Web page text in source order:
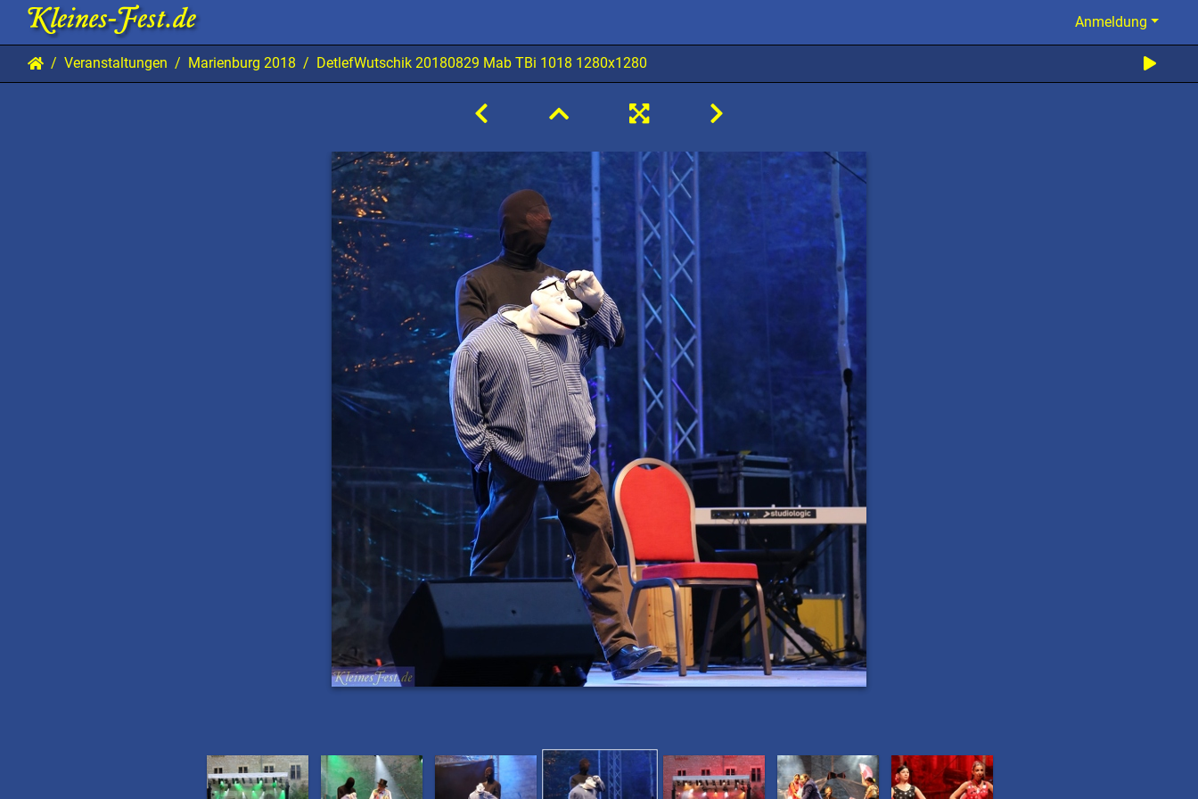
Anmeldung
Veranstaltungen Marienburg 2018 DetlefWutschik 20180829 Mab TBi 1018 1280x1280